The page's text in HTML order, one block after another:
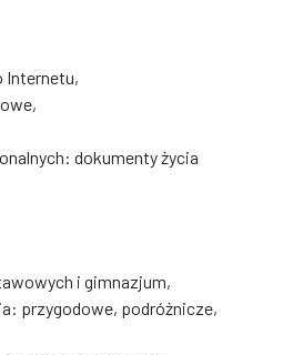
Internetu,
dokumenty życia
i gimnazjum,
przygodowe, podróżnicze,